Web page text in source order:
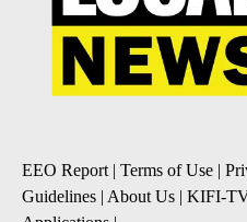
EEO Report| Terms of Use |
Guidelines | About Us | KIFI-